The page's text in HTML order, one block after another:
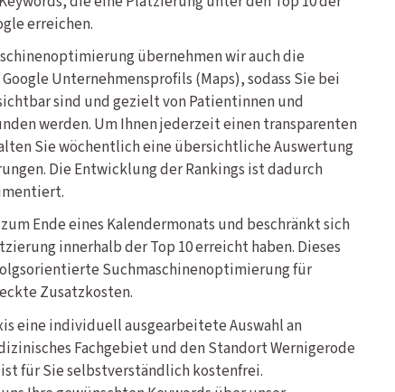
erreichen.
übernehmen wir auch die
Unternehmensprofils (Maps), sodass Sie bei
sind und gezielt von Patientinnen und
werden. Um Ihnen jederzeit einen transparenten
Sie wöchentlich eine übersichtliche Auswertung
Die Entwicklung der Rankings ist dadurch
Ende eines Kalendermonats und beschränkt sich
innerhalb der Top 10 erreicht haben. Dieses
Suchmaschinenoptimierung für
Zusatzkosten.
eine individuell ausgearbeitete Auswahl an
Fachgebiet und den Standort Wernigerode
für Sie selbstverständlich kostenfrei.